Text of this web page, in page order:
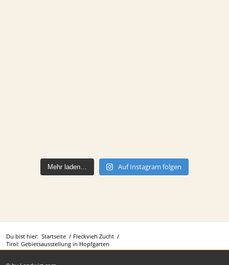
Mehr laden… Auf Instagram folgen
Du bist hier: Startseite / Fleckvieh Zucht /
Tirol: Gebietsausstellung in Hopfgarten